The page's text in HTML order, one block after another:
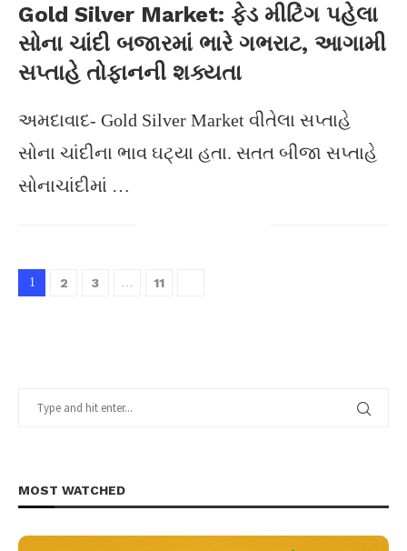
Gold Silver Market: ફેડ મીટિંગ પહેલા
સોના ચાંદી બજારમાં ભારે ગભરાટ, આગામી
સપ્તાહે તોફાનની શક્યતા
અમદાવાદ- Gold Silver Market વીતેલા સપ્તાહે
સોના ચાંદીના ભાવ ઘટ્યા હતા. સતત બીજા સપ્તાહે
સોનાચાંદીમાં …
1 2 3 … 11
MOST WATCHED